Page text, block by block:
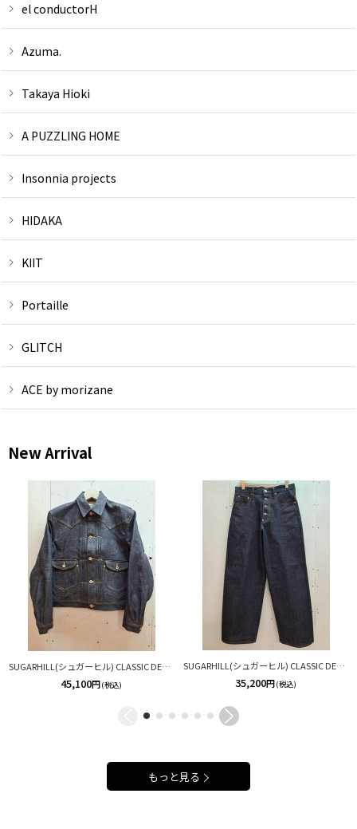
el conductorH
Azuma.
Takaya Hioki
A PUZZLING HOME
Insonnia projects
HIDAKA
KIIT
Portaille
GLITCH
ACE by morizane
New Arrival
SUGARHILL(シュガーヒル) CLASSIC DENIM JACKET CLASS01
45,100円(税込)
SUGARHILL(シュガーヒル) CLASSIC DENIM PANTS CLASS02
35,200円(税込)
もっと見る